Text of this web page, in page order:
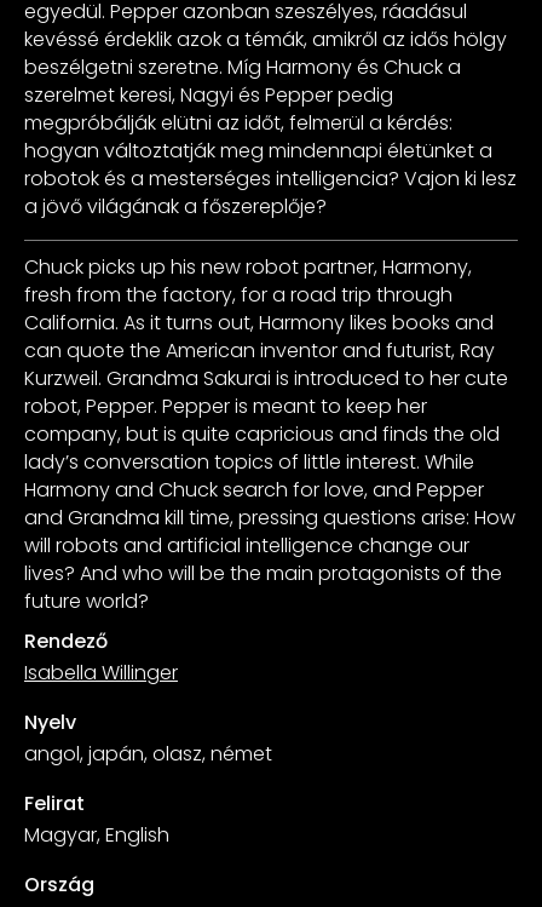
egyedül. Pepper azonban szeszélyes, ráadásul
kevéssé érdeklik azok a témák, amikről az idős hölgy
beszélgetni szeretne. Míg Harmony és Chuck a
szerelmet keresi, Nagyi és Pepper pedig
megpróbálják elütni az időt, felmerül a kérdés:
hogyan változtatják meg mindennapi életünket a
robotok és a mesterséges intelligencia? Vajon ki lesz
a jövő világának a főszereplője?
Chuck picks up his new robot partner, Harmony,
fresh from the factory, for a road trip through
California. As it turns out, Harmony likes books and
can quote the American inventor and futurist, Ray
Kurzweil. Grandma Sakurai is introduced to her cute
robot, Pepper. Pepper is meant to keep her
company, but is quite capricious and finds the old
lady’s conversation topics of little interest. While
Harmony and Chuck search for love, and Pepper
and Grandma kill time, pressing questions arise: How
will robots and artificial intelligence change our
lives? And who will be the main protagonists of the
future world?
Rendező
Isabella Willinger
Nyelv
angol, japán, olasz, német
Felirat
Magyar, English
Ország